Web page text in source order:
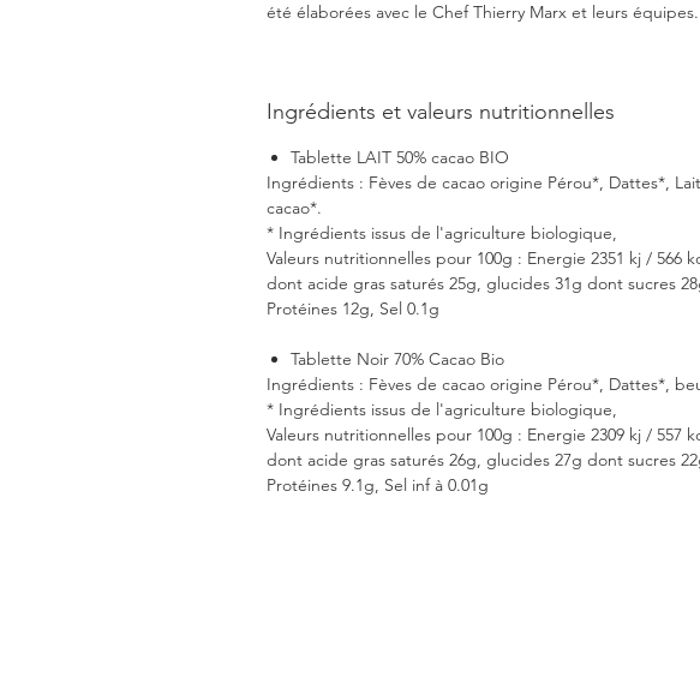
été élaborées avec le Chef Thierry Marx et leurs équipes.
Ingrédients et valeurs nutritionnelles
Tablette LAIT 50% cacao BIO
Ingrédients : Fèves de cacao origine Pérou*, Dattes*,
cacao*.
* Ingrédients issus de l'agriculture biologique,
Valeurs nutritionnelles pour 100g : Energie 2351 kj / 566
dont acide gras saturés 25g, glucides 31g dont sucres
Protéines 12g, Sel 0.1g
Tablette Noir 70% Cacao Bio
Ingrédients : Fèves de cacao origine Pérou*, Dattes*,
* Ingrédients issus de l'agriculture biologique,
Valeurs nutritionnelles pour 100g : Energie 2309 kj / 557
dont acide gras saturés 26g, glucides 27g dont sucres
Protéines 9.1g, Sel inf à 0.01g